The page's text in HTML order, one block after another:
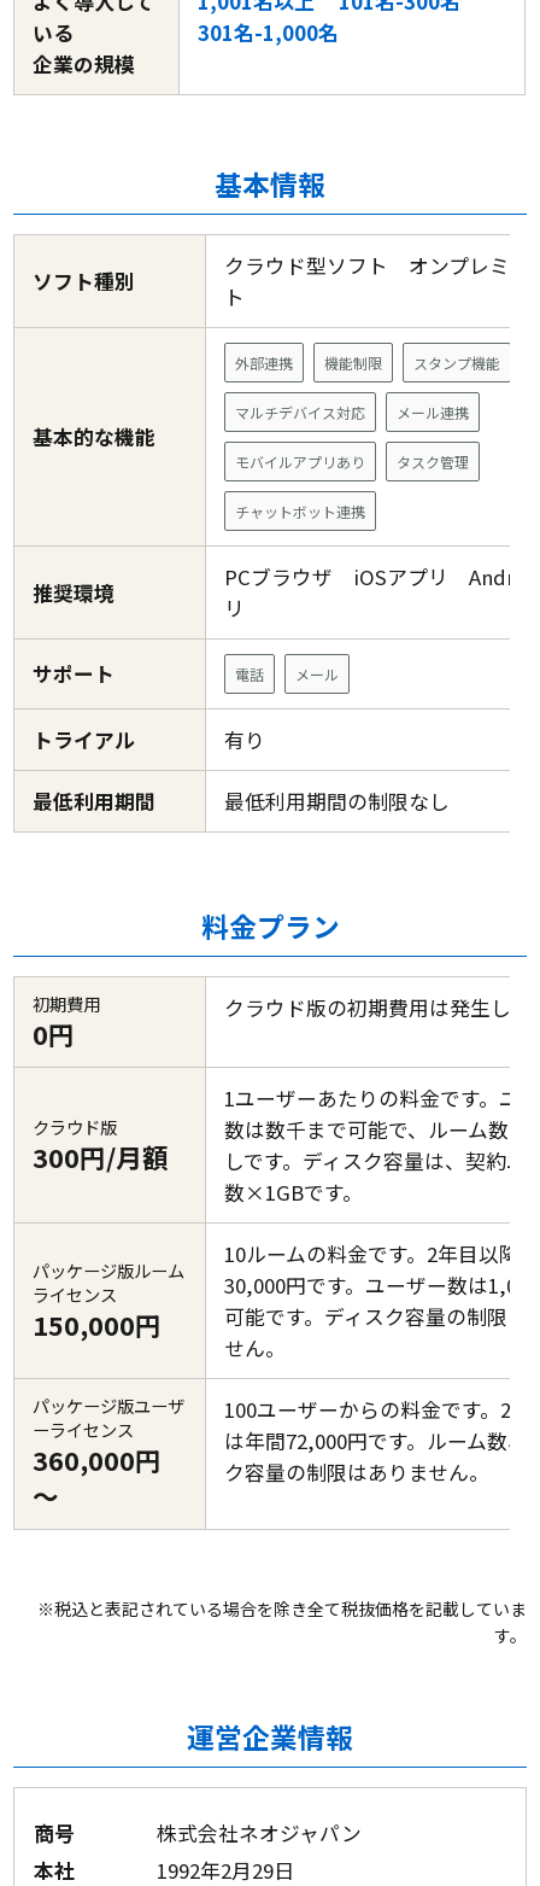
いる
企業の規模
301名-1,000名
基本情報
ソフト種別
クラウド型ソフト オンプレミス
ト
基本的な機能
外部連携 機能制限 スタンプ機能
マルチデバイス対応 メール連携
モバイルアプリあり タスク管理
チャットボット連携
推奨環境
PCブラウザ iOSアプリ
リ
サポート 電話 メール
トライアル 有り
最低利用期間 最低利用期間の制限なし
料金プラン
初期費用
0円
クラウド版の初期費用は発生しま
クラウド版
300円/月額
1ユーザーあたりの料金です。ユ
数は数千まで可能で、ルーム数は
しです。ディスク容量は、契約ユ
数×1GBです。
パッケージ版ルーム
ライセンス
150,000円
10ルームの料金です。2年目以降
30,000円です。ユーザー数は
可能です。ディスク容量の制限は
せん。
パッケージ版ユーザ
ーライセンス
360,000円
～
100ユーザーからの料金です。2年
は年間72,000円です。ルーム数、
ク容量の制限はありません。
※税込と表記されている場合を除き全て税抜価格を記載していま
す。
運営企業情報
商号
株式会社ネオジャパン
本社
1992年2月29日